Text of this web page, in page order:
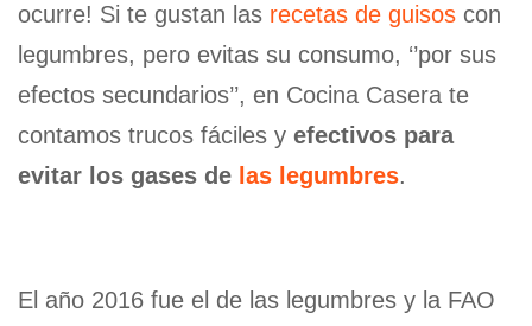
ocurre! Si te gustan las recetas de guisos con
legumbres, pero evitas su consumo, ‘’por sus
efectos secundarios’’, en Cocina Casera te
contamos trucos fáciles y efectivos para
evitar los gases de las legumbres.
El año 2016 fue el de las legumbres y la FAO